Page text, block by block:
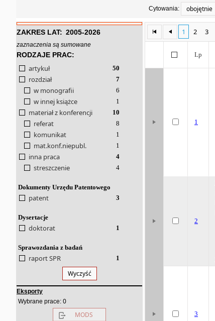
Cytowania: obojętnie
ZAKRES LAT: 2005-2026
zaznaczenia są sumowane
RODZAJE PRAC:
artykuł 50
rozdział 7
w monografii 6
w innej książce 1
materiał z konferencji 10
referat 8
komunikat 1
mat.konf.niepubl. 1
inna praca 4
streszczenie 4
Dokumenty Urzędu Patentowego
patent 3
Dysertacje
doktorat 1
Sprawozdania z badań
raport SPR 1
Wyczyść
Eksporty
Wybrane prace: 0
MODS
1 2 3
Lp
1
2
3